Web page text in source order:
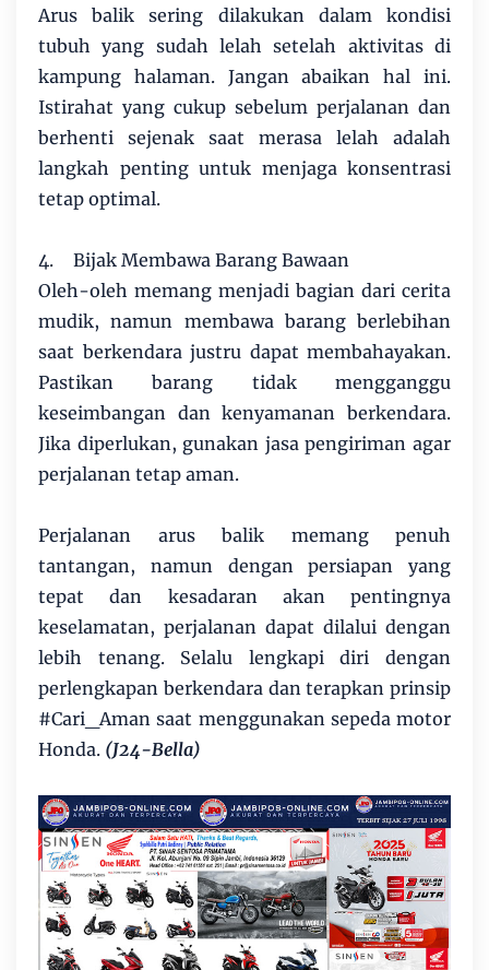
Arus balik sering dilakukan dalam kondisi
tubuh yang sudah lelah setelah aktivitas di
kampung halaman. Jangan abaikan hal ini.
Istirahat yang cukup sebelum perjalanan dan
berhenti sejenak saat merasa lelah adalah
langkah penting untuk menjaga konsentrasi
tetap optimal.
4.
Bijak Membawa Barang Bawaan
Oleh-oleh memang menjadi bagian dari cerita
mudik, namun membawa barang berlebihan
saat berkendara justru dapat membahayakan.
Pastikan barang tidak mengganggu
keseimbangan dan kenyamanan berkendara.
Jika diperlukan, gunakan jasa pengiriman agar
perjalanan tetap aman.
Perjalanan arus balik memang penuh
tantangan, namun dengan persiapan yang
tepat dan kesadaran akan pentingnya
keselamatan, perjalanan dapat dilalui dengan
lebih tenang. Selalu lengkapi diri dengan
perlengkapan berkendara dan terapkan prinsip
#Cari_Aman saat menggunakan sepeda motor
Honda. (J24-Bella)